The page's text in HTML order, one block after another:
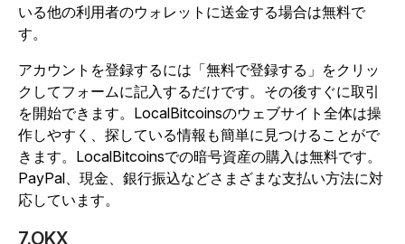
いる他の利用者のウォレットに送金する場合は無料で
す。
アカウントを登録するには「無料で登録する」をクリッ
クしてフォームに記入するだけです。その後すぐに取引
を開始できます。LocalBitcoinsのウェブサイト全体は操
作しやすく、探している情報も簡単に見つけることがで
きます。LocalBitcoinsでの暗号資産の購入は無料です。
PayPal、現金、銀行振込などさまざまな支払い方法に対
応しています。
7.OKX